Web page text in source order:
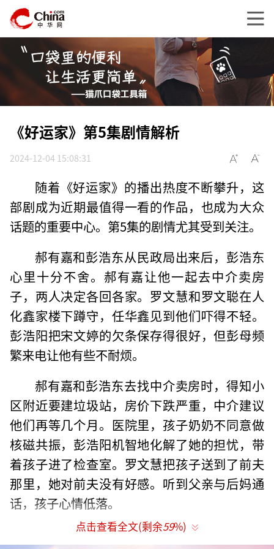
《好运家》第5集剧情解析
2024-12-04 15:08:31
随着《好运家》的播出热度不断攀升，这
部剧成为近期最值得一看的作品，也成为大众
话题的重要中心。第5集的剧情尤其受到关注。
郝有嘉和彭浩东从民政局出来后，彭浩东
心里十分不舍。郝有嘉让他一起去中介卖房
子，两人决定各回各家。罗文慧和罗文聪在人
化鑫家楼下蹲守，任华鑫见到他们吓得不轻。
彭浩阳把宋文婷的欠条保存得很好，但彭母频
繁来电让他有些不耐烦。
郝有嘉和彭浩东去找中介卖房时，得知小
区附近要建垃圾站，房价下跌严重，中介建议
他们再等几个月。医院里，孩子奶奶不同意做
核磁共振，彭浩阳机智地化解了她的担忧，带
着孩子进了检查室。罗文慧把孩子送到了前夫
那里，她对前夫没有好感。听到父亲与后妈通
话，孩子心情低落。
罗文聪被忽悠去剧组当替身，发现是裸替
点击查看全文(剩余59%)